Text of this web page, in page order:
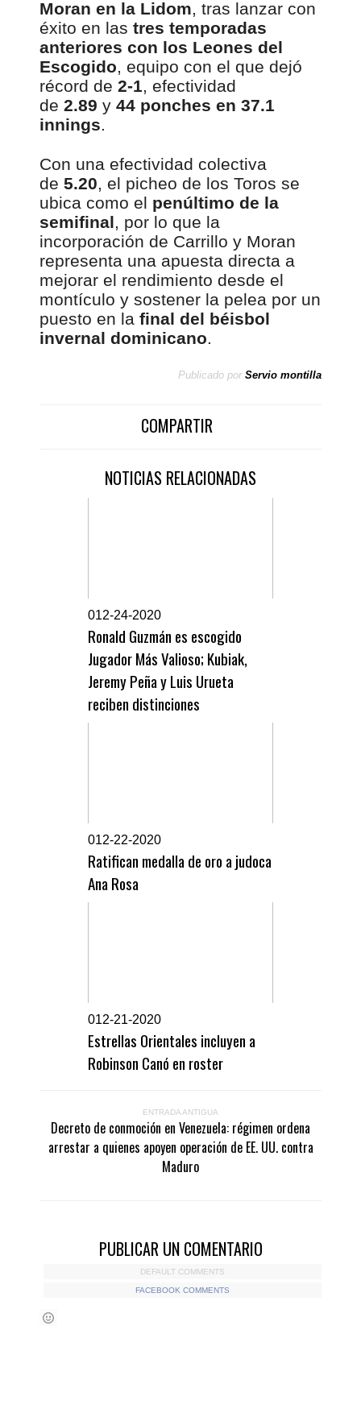
Moran en la Lidom, tras lanzar con
éxito en las tres temporadas
anteriores con los Leones del
Escogido, equipo con el que dejó
récord de 2-1, efectividad
de 2.89 y 44 ponches en 37.1
innings.
Con una efectividad colectiva
de 5.20, el picheo de los Toros se
ubica como el penúltimo de la
semifinal, por lo que la
incorporación de Carrillo y Moran
representa una apuesta directa a
mejorar el rendimiento desde el
montículo y sostener la pelea por un
puesto en la final del béisbol
invernal dominicano.
Publicado por Servio montilla
COMPARTIR
NOTICIAS RELACIONADAS
012-24-2020
Ronald Guzmán es escogido
Jugador Más Valioso; Kubiak,
Jeremy Peña y Luis Urueta
reciben distinciones
012-22-2020
Ratifican medalla de oro a judoca
Ana Rosa
012-21-2020
Estrellas Orientales incluyen a
Robinson Canó en roster
ENTRADA ANTIGUA
Decreto de conmoción en Venezuela: régimen ordena
arrestar a quienes apoyen operación de EE. UU. contra
Maduro
PUBLICAR UN COMENTARIO
DEFAULT COMMENTS
FACEBOOK COMMENTS